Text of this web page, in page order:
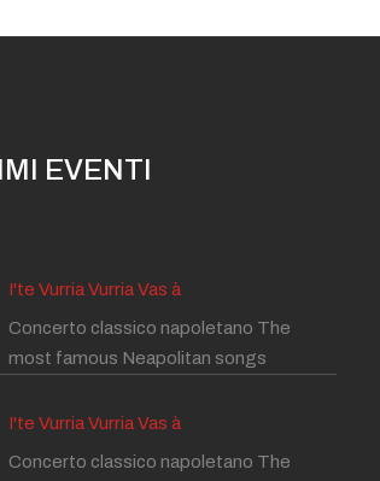
EVENTI
I'te Vurria Vurria Vas à
Concerto classico napoletano The
most famous Neapolitan songs
I'te Vurria Vurria Vas à
Concerto classico napoletano The